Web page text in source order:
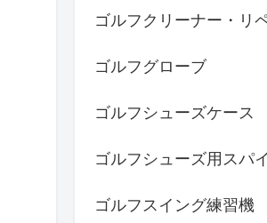
ゴルフクリーナー・リ
ゴルフグローブ
ゴルフシューズケース
ゴルフシューズ用スパ
ゴルフスイング練習機